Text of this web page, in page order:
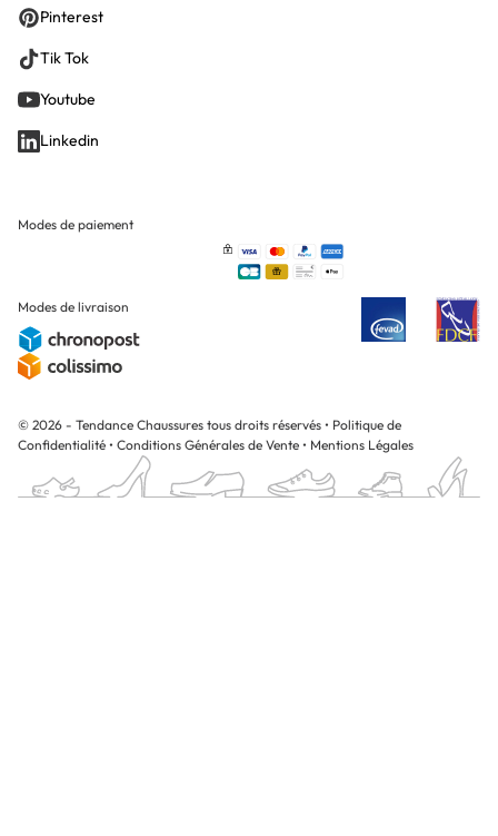
Pinterest
Tik Tok
Youtube
Linkedin
Modes de paiement
Modes de livraison
© 2026 - Tendance Chaussures tous droits réservés • Politique de
Confidentialité • Conditions Générales de Vente • Mentions Légales